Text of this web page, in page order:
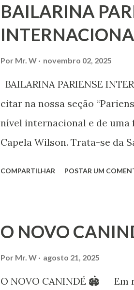
processo de decisão
liberdade de opinião e de
associação, e de participar
BAILARINA
Por Mr. W novembro 02, 2025
BAILARINA PARIENSE
citar na nossa seção
nível internacional e de
Capela Wilson. Trata-se da
Iniciou seus estudos em
em 1999, no estilo
estudos neste estilo além de
danças folclóricas do
COMPARTILHAR POSTAR UM
O NOVO
Por Mr. W agosto 21, 2025
O NOVO CANINDÉ 🏟 Em